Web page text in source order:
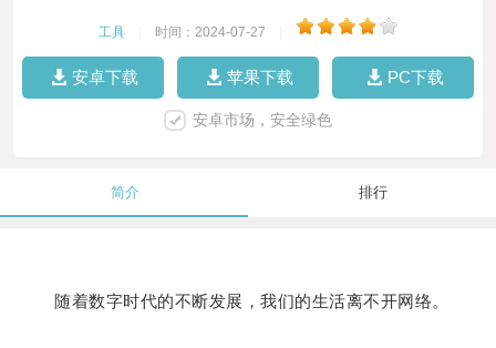
工具 时间：2024-07-27
安卓下载 苹果下载 PC下载
安卓市场，安全绿色
简介 排行
随着数字时代的不断发展，我们的生活离不开网络。